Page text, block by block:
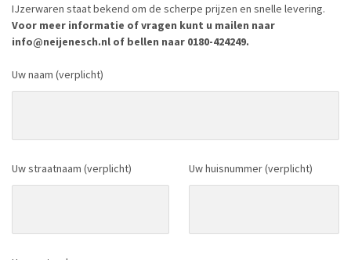
IJzerwaren staat bekend om de scherpe prijzen en snelle levering.
Voor meer informatie of vragen kunt u mailen naar
info@neijenesch.nl of bellen naar 0180-424249.
Uw naam (verplicht)
Uw straatnaam (verplicht) Uw huisnummer (verplicht)